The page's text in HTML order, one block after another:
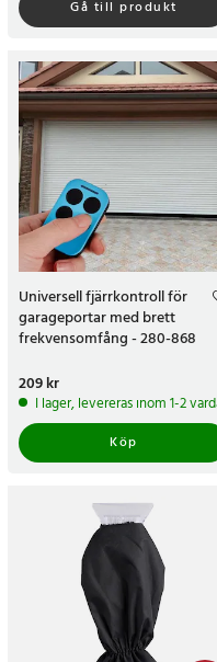
Gå till produkt
Universell fjärrkontroll för
garageportar med brett
frekvensomfång - 280-868
Pris:209 kr
209 kr
I lager, levereras inom 1-2
Köp